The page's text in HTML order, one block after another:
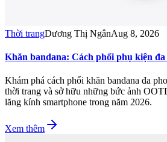
Thời trangDương Thị NgânAug 8, 2026
Khăn bandana: Cách phối phụ kiện đa
Khám phá cách phối khăn bandana đa
thời trang và sở hữu những bức ảnh
lăng kính smartphone trong năm 2026.
Xem thêm